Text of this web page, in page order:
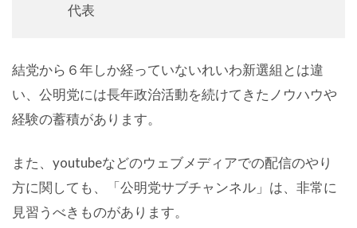
代表
結党から６年しか経っていないれいわ新選組とは違
い、公明党には長年政治活動を続けてきたノウハウや
経験の蓄積があります。
また、youtubeなどのウェブメディアでの配信のやり
方に関しても、「公明党サブチャンネル」は、非常に
見習うべきものがあります。